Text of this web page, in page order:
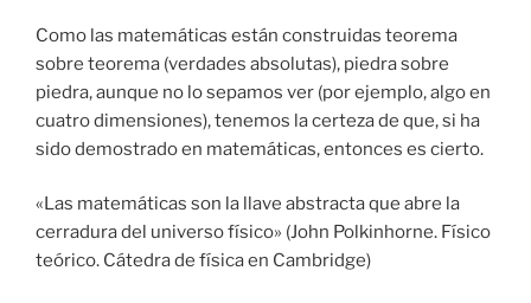
Como las matemáticas están construidas teorema
sobre teorema (verdades absolutas), piedra sobre
piedra, aunque no lo sepamos ver (por ejemplo, algo en
cuatro dimensiones), tenemos la certeza de que, si ha
sido demostrado en matemáticas, entonces es cierto.
«Las matemáticas son la llave abstracta que abre la
cerradura del universo físico» (John Polkinhorne. Físico
teórico. Cátedra de física en Cambridge)